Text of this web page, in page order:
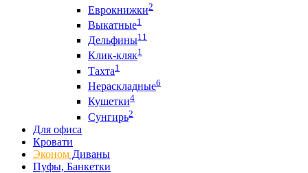
Еврокнижки2
Выкатные1
Дельфины11
Клик-кляк1
Тахта1
Нераскладные6
Кушетки4
Сунгирь2
Для офиса
Кровати
Эконом Диваны
Пуфы, Банкетки